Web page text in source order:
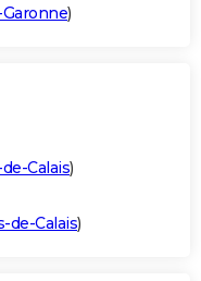
)
Calais)
de-Calais)